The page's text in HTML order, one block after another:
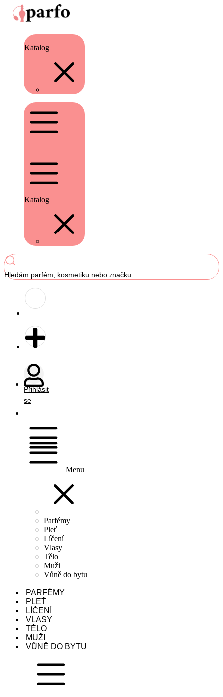
Katalog
Katalog
Hledám parfém, kosmetiku nebo značku
Přihlásit
se
Menu
Parfémy
Pleť
Líčení
Vlasy
Tělo
Muži
Vůně do bytu
PARFÉMY
PLEŤ
LÍČENÍ
VLASY
TĚLO
MUŽI
VŮNĚ DO BYTU